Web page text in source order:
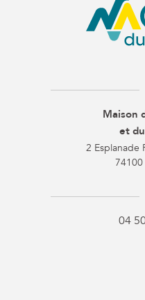
Maison
et
2 Esplanade
74100
04